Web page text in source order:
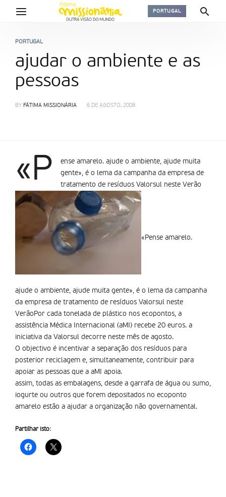
PORTUGAL
PORTUGAL
ajudar o ambiente e as
pessoas
BY FÁTIMA MISSIONÁRIA 6 DE AGOSTO, 2008
«P
ense amarelo. ajude o ambiente, ajude muita
gente», é o lema da campanha da empresa de
tratamento de resí­duos Valorsul neste Verão
«Pense amarelo.
ajude o ambiente, ajude muita gente», é o lema da campanha
da empresa de tratamento de resí­duos Valorsul neste
VerãoPor cada tonelada de plástico nos ecopontos, a
assistência Médica Internacional (aMI) recebe 20 euros. a
iniciativa da Valorsul decorre neste mês de agosto.
O objectivo é incentivar a separação dos resíduos para
posterior reciclagem e, simultaneamente, contribuir para
apoiar as pessoas que a aMI apoia.
assim, todas as embalagens, desde a garrafa de água ou sumo,
iogurte ou outros que forem depositados no ecoponto
amarelo estão a ajudar a organização não governamental.
Partilhar isto: